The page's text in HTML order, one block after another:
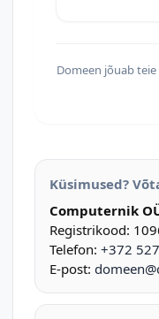
Domeen jõuab
Küsimused?
Computernik
Registrikood:
Telefon: +372
E-post: